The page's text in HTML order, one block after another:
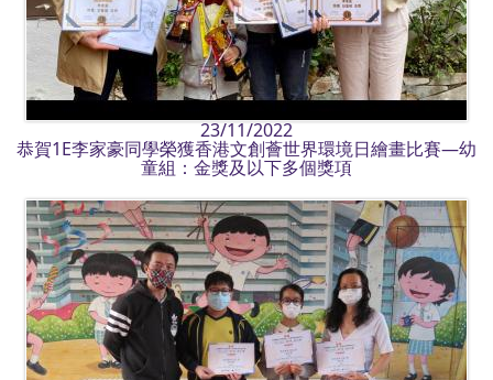
23/11/2022
恭賀1E李家豪同學榮獲香港文創薈世界環境日繪畫比賽—幼
童組：金獎及以下多個獎項